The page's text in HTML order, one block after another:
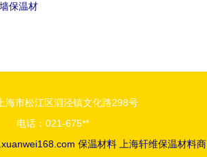
保温材
海市松江区泗泾镇文化路298号
电话：021-675**
保温材料 上海轩维保温材料商